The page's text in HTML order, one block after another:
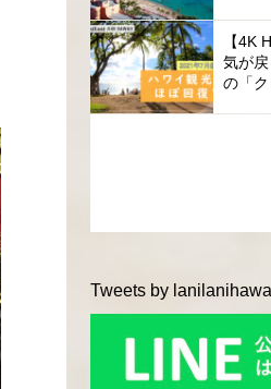
【4K
気が
の「ク
Tweets by